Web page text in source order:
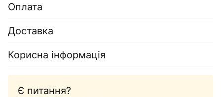
Оплата
Доставка
Корисна інформація
Є питання?